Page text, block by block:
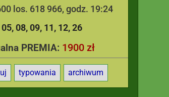
los. 618 966, godz. 19:24
05 08 09 11 12 26
PREMIA: 1900 zł
typowania archiwum